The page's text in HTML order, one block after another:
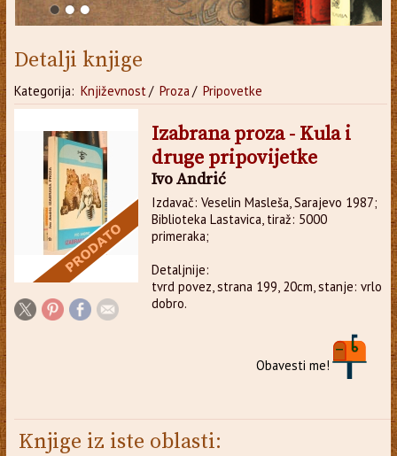
Detalji knjige
Kategorija: Književnost/ Proza/ Pripovetke
Izabrana proza - Kula i
druge pripovijetke
Ivo Andrić
Izdavač: Veselin Masleša, Sarajevo 1987;
Biblioteka Lastavica, tiraž: 5000
primeraka;
Detaljnije:
tvrd povez, strana 199, 20cm, stanje: vrlo
dobro.
Obavesti me!
Knjige iz iste oblasti: